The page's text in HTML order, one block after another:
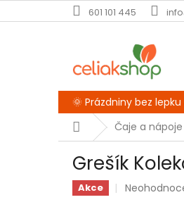
na
601 101 445
🌞 Prázdniny bez
DomůČaje a nápoje
Grešík
Akce
Průměrné